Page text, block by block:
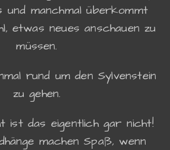
und manchmal überkommt
etwas neues anschauen zu
müssen.
rund um den Sylvenstein
zu gehen.
ist das eigentlich gar nicht!
machen Spaß, wenn